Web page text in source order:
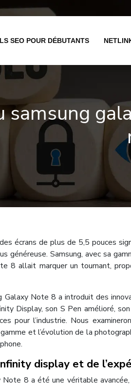
SEO POUR DÉBUTANTS
samsung
écrans de plus de 5,5 pouces
généreuse. Samsung, avec sa
8 allait marquer un tournant,
Galaxy Note 8 a introduit des
Display, son S Pen amélioré,
pour l’industrie. Nous
et l’évolution de la
display et de
Note 8 a été une véritable